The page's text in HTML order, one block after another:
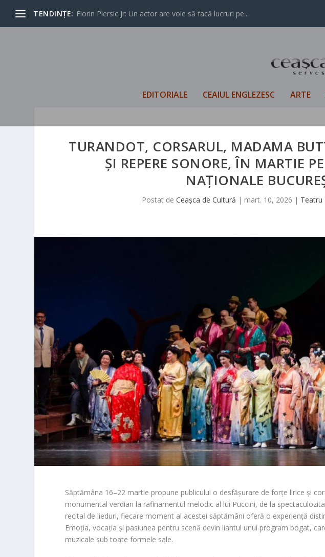
TENDINȚE: Florin Piersic Jr: Un actor are voie să facă lucruri pe...
EDITORIALE CEAIUL ENGLEZESC ARTE
TURANDOT, CORSARUL, MADAMA
ȘI REPERE SONORE, ÎN MARTIE
NAȚIONALE
Postat deCeașca de Cultură | mart. 10, 2026 | Teatru
Săptămâna 16–22 martie propune publicului o desfășurare de forțe lirice și
monumental verdian la rafinamentul melodic al lui Puccini, de la
recital de lieduri, fiecare moment al acestei săptămâni oferă o experiență
Emoția, vocația și pasiunea pentru scenă devin liantul unui program bogat,
muzicale sub toate formele sale.